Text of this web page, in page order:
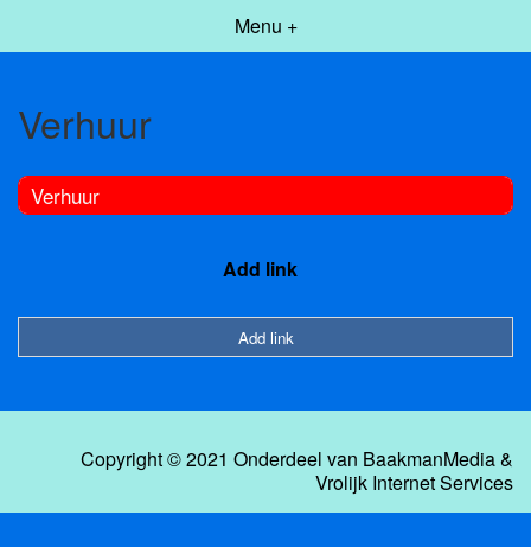
Menu +
Verhuur
Verhuur
Add link
Add link
Copyright © 2021 Onderdeel van BaakmanMedia&
Vrolijk Internet Services